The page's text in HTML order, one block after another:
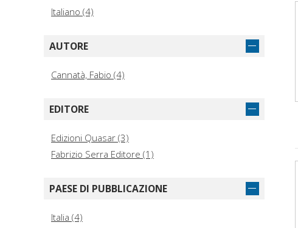
Italiano (4)
AUTORE
Cannatà, Fabio (4)
EDITORE
Edizioni Quasar (3)
Fabrizio Serra Editore (1)
PAESE DI PUBBLICAZIONE
Italia (4)